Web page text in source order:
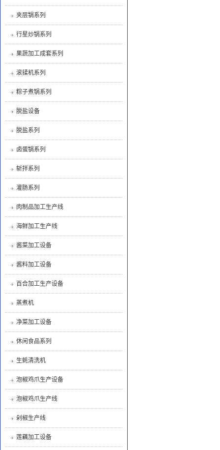
夹层锅系列
行星炒锅系列
果蔬加工成套系列
滚揉机系列
粽子煮锅系列
脱盐设备
脱盐系列
卤蛋锅系列
斩拌系列
灌肠系列
肉制品加工生产线
海鲜加工生产线
酱菜加工设备
酱料加工设备
百合加工生产设备
蒸煮机
净菜加工设备
休闲食品系列
生蚝清洗机
泡椒鸡爪生产设备
泡椒鸡爪生产线
剁椒生产线
莲藕加工设备